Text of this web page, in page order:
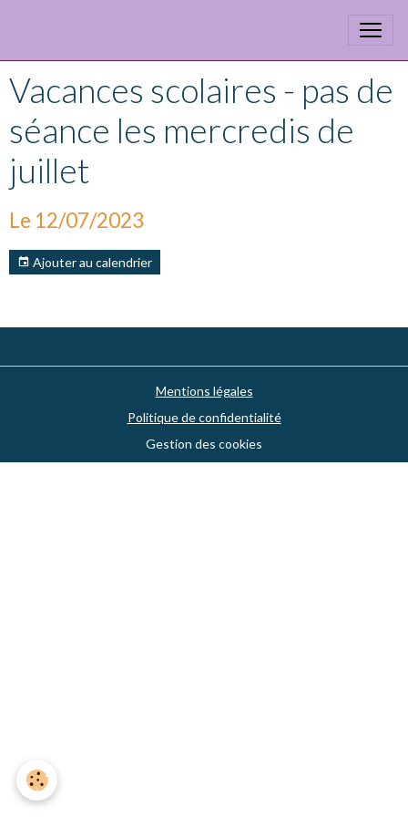
Vacances scolaires - pas de
séance les mercredis de
juillet
Le 12/07/2023
Ajouter au calendrier
Mentions légales
Politique de confidentialité
Gestion des cookies